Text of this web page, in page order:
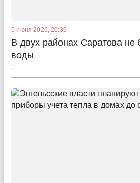
5 июня 2026, 20:39
В двух районах Саратова не
воды